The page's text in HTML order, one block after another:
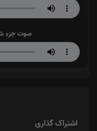
صوت جزء
اشتراک گذاری